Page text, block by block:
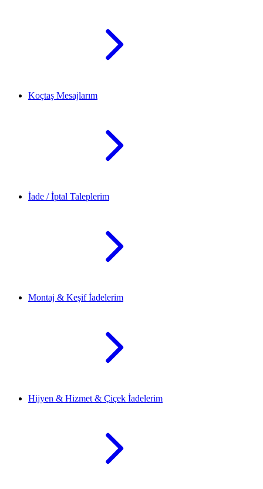
Koçtaş Mesajlarım
İade / İptal Taleplerim
Montaj & Keşif İadelerim
Hijyen & Hizmet & Çiçek İadelerim